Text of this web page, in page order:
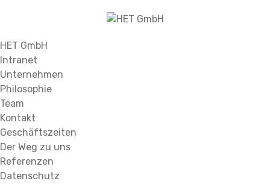
HET GmbH
Intranet
Unternehmen
Philosophie
Team
Kontakt
Geschäftszeiten
Der Weg zu uns
Referenzen
Datenschutz